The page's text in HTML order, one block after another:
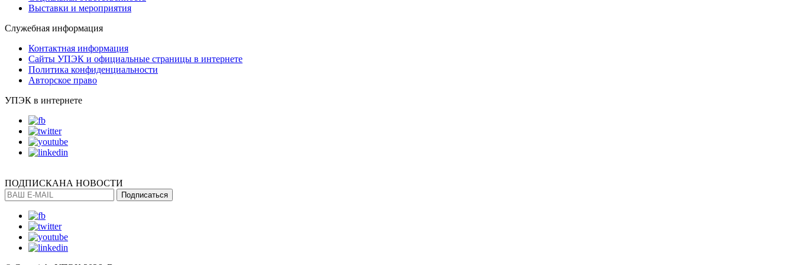
Выставки и мероприятия
Служебная информация
Контактная информация
Сайты УПЭК и официальные страницы в интернете
Политика конфиденциальности
Авторское право
УПЭК в интернете
ПОДПИСКАНА НОВОСТИ
Подписаться